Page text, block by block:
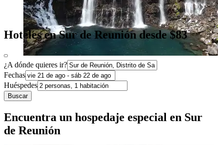
Hoteles en Sur de Reunión desde $83
¿A dónde quieres ir?
Fechas
Huéspedes
Buscar
Encuentra un hospedaje especial en Sur
de Reunión